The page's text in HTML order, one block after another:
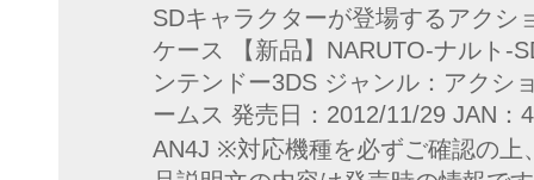
SDキャラクターが登場するアクシ
ケース 【新品】NARUTO-ナルト-
ンテンドー3DS ジャンル：アクシ
ームス 発売日：2012/11/29 JAN：
AN4J ※対応機種を必ずご確認の上